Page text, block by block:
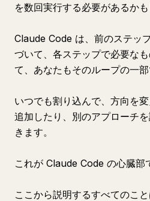
を数回実行する必要があるかも
Claude Code は、前のステッ
づいて、各ステップで必要な
て、あなたもそのループの一部
いつでも割り込んで、方向を
追加したり、別のアプローチ
きます。
これが Claude Code の心臓部
ここから説明するすべてのこ